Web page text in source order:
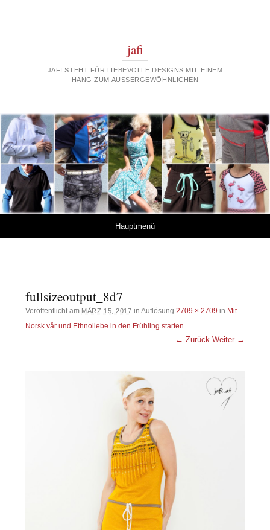
jafi
JAFI STEHT FÜR LIEBEVOLLE DESIGNS MIT EINEM
HANG ZUM AUSSERGEWÖHNLICHEN
Hauptmenü
fullsizeoutput_8d7
Veröffentlicht am MÄRZ 15, 2017 in Auflösung 2709 × 2709 in Mit
Norsk vår und Ethnoliebe in den Frühling starten
← Zurück Weiter →